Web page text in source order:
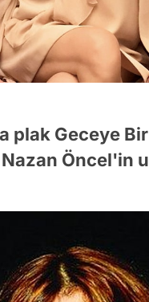
plak Geceye
Öncel'in